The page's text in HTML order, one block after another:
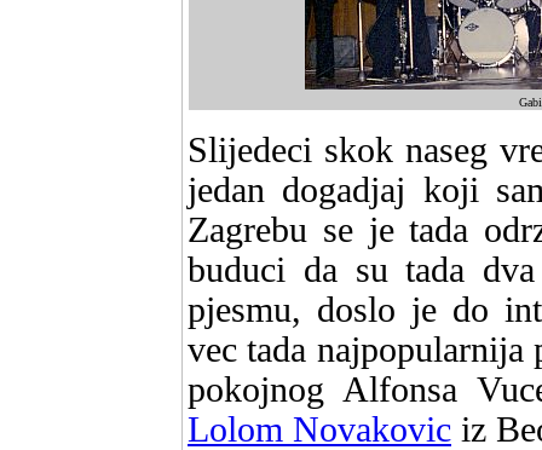
Slijedeci skok naseg
jedan dogadjaj koji
Zagrebu se je tada
buduci da su tada
pjesmu, doslo je do
vec tada najpopularnija
pokojnog Alfonsa
Lolom Novakovic iz